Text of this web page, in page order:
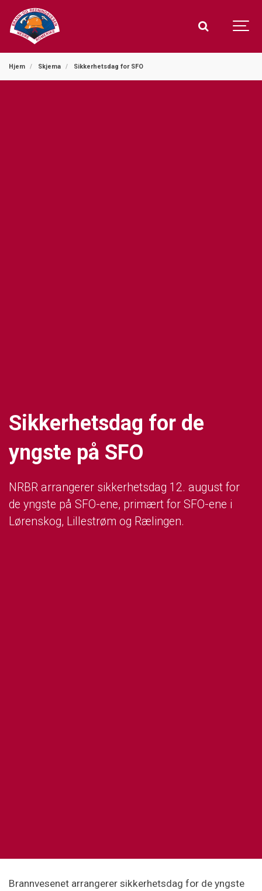
Hjem Skjema Sikkerhetsdag for SFO
Sikkerhetsdag for de
yngste på SFO
NRBR arrangerer sikkerhetsdag 12. august for
de yngste på SFO-ene, primært for SFO-ene i
Lørenskog, Lillestrøm og Rælingen.
Brannvesenet arrangerer sikkerhetsdag for de yngste